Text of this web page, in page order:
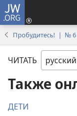
JW.ORG
Пробудитесь! | № 6
ЧИТАТЬ
Также
ДЕТИ